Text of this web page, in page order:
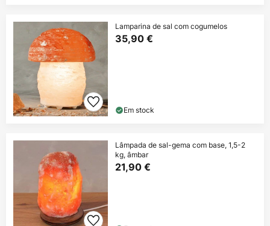
Lamparina de sal com cogumelos
35,90 €
Em stock
Lâmpada de sal-gema com base, 1,5-2
kg, âmbar
21,90 €